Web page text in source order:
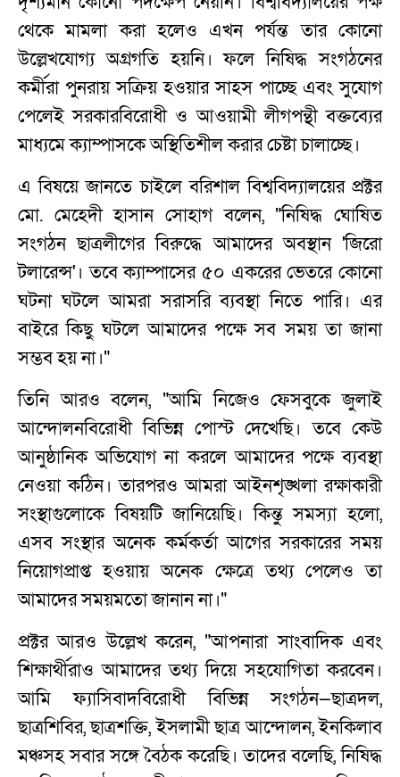
থেকে মামলা করা হলেও এখন পর্যন্ত তার কোনো
উল্লেখযোগ্য অগ্রগতি হয়নি। ফলে নিষিদ্ধ সংগঠনের
কর্মীরা পুনরায় সক্রিয় হওয়ার সাহস পাচ্ছে এবং সুযোগ
পেলেই সরকারবিরোধী ও আওয়ামী লীগপন্থী বক্তব্যের
মাধ্যমে ক্যাম্পাসকে অস্থিতিশীল করার চেষ্টা চালাচ্ছে।
এ বিষয়ে জানতে চাইলে বরিশাল বিশ্ববিদ্যালয়ের প্রক্টর
মো. মেহেদী হাসান সোহাগ বলেন, "নিষিদ্ধ ঘোষিত
সংগঠন ছাত্রলীগের বিরুদ্ধে আমাদের অবস্থান 'জিরো
টলারেন্স'। তবে ক্যাম্পাসের ৫০ একরের ভেতরে কোনো
ঘটনা ঘটলে আমরা সরাসরি ব্যবস্থা নিতে পারি। এর
বাইরে কিছু ঘটলে আমাদের পক্ষে সব সময় তা জানা
সম্ভব হয় না।"
তিনি আরও বলেন, "আমি নিজেও ফেসবুকে জুলাই
আন্দোলনবিরোধী বিভিন্ন পোস্ট দেখেছি। তবে কেউ
আনুষ্ঠানিক অভিযোগ না করলে আমাদের পক্ষে ব্যবস্থা
নেওয়া কঠিন। তারপরও আমরা আইনশৃঙ্খলা রক্ষাকারী
সংস্থাগুলোকে বিষয়টি জানিয়েছি। কিন্তু সমস্যা হলো,
এসব সংস্থার অনেক কর্মকর্তা আগের সরকারের সময়
নিয়োগপ্রাপ্ত হওয়ায় অনেক ক্ষেত্রে তথ্য পেলেও তা
আমাদের সময়মতো জানান না।"
প্রক্টর আরও উল্লেখ করেন, "আপনারা সাংবাদিক এবং
শিক্ষার্থীরাও আমাদের তথ্য দিয়ে সহযোগিতা করবেন।
আমি ফ্যাসিবাদবিরোধী বিভিন্ন সংগঠন—ছাত্রদল,
ছাত্রশিবির, ছাত্রশক্তি, ইসলামী ছাত্র আন্দোলন, ইনকিলাব
মঞ্চসহ সবার সঙ্গে বৈঠক করেছি। তাদের বলেছি, নিষিদ্ধ